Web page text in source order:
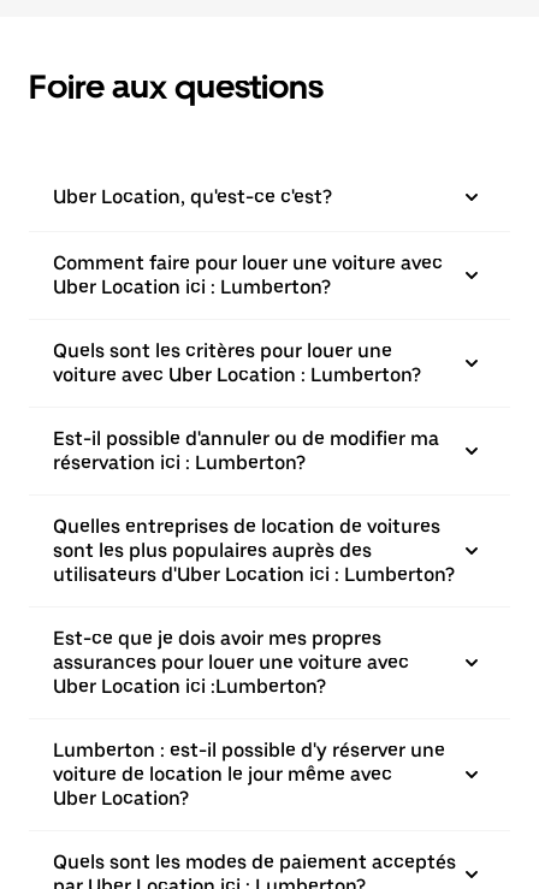
Foire aux questions
Uber Location, qu'est-ce c'est?
Comment faire pour louer une voiture avec
Uber Location ici : Lumberton?
Quels sont les critères pour louer une
voiture avec Uber Location : Lumberton?
Est-il possible d'annuler ou de modifier ma
réservation ici : Lumberton?
Quelles entreprises de location de voitures
sont les plus populaires auprès des
utilisateurs d'Uber Location ici : Lumberton?
Est-ce que je dois avoir mes propres
assurances pour louer une voiture avec
Uber Location ici :Lumberton?
Lumberton : est-il possible d'y réserver une
voiture de location le jour même avec
Uber Location?
Quels sont les modes de paiement acceptés